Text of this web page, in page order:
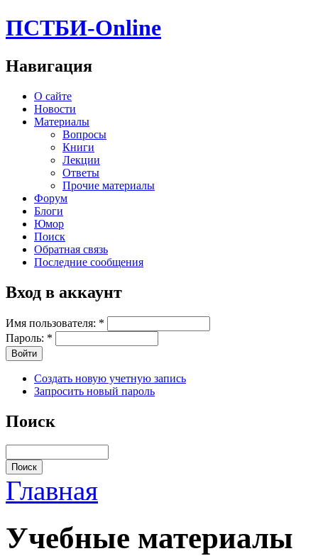
ПСТБИ-Online
Навигация
О сайте
Новости
Материалы
Вопросы
Книги
Лекции
Ответы
Прочие материалы
Форум
Блоги
Юмор
Поиск
Обратная связь
Последние сообщения
Вход в аккаунт
Имя пользователя: *
Пароль: *
Создать новую учетную запись
Запросить новый пароль
Поиск
Главная
Учебные материалы